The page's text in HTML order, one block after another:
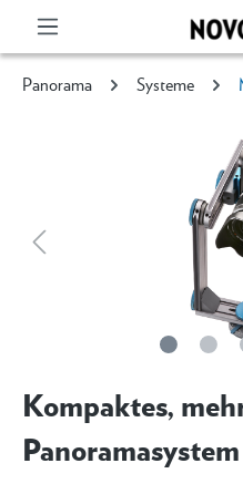
Panorama Systeme
Kompaktes,
Panoramasystem